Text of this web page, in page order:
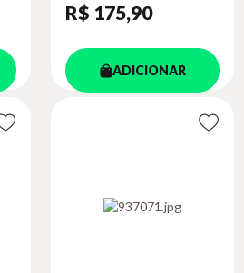
R$ 175,90
ADICIONAR